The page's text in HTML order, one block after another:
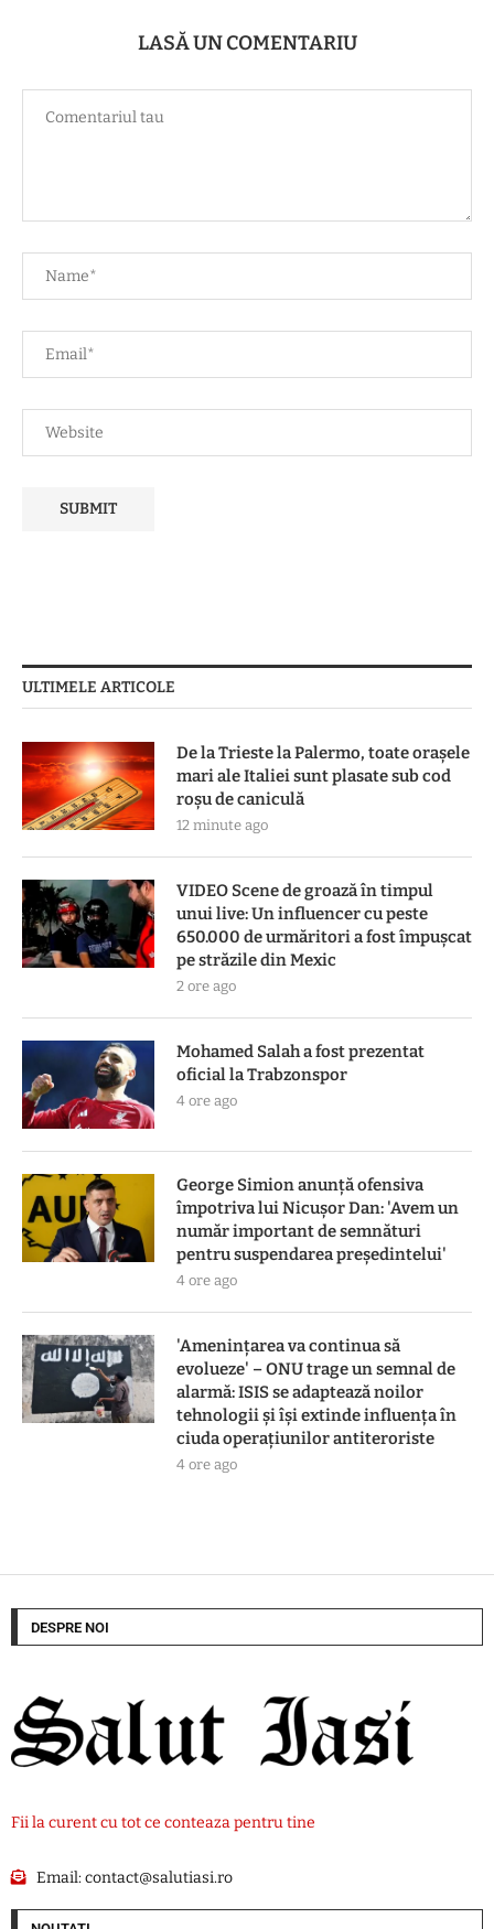
LASĂ UN COMENTARIU
ULTIMELE ARTICOLE
De la Trieste la Palermo, toate oraşele
mari ale Italiei sunt plasate sub cod
roşu de caniculă
12 minute ago
VIDEO Scene de groază în timpul
unui live: Un influencer cu peste
650.000 de urmăritori a fost împușcat
pe străzile din Mexic
2 ore ago
Mohamed Salah a fost prezentat
oficial la Trabzonspor
4 ore ago
George Simion anunță ofensiva
împotriva lui Nicușor Dan: 'Avem un
număr important de semnături
pentru suspendarea președintelui'
4 ore ago
'Amenințarea va continua să
evolueze' – ONU trage un semnal de
alarmă: ISIS se adaptează noilor
tehnologii și își extinde influența în
ciuda operațiunilor antiteroriste
4 ore ago
DESPRE NOI
Fii la curent cu tot ce conteaza pentru tine
Email:contact@salutiasi.ro